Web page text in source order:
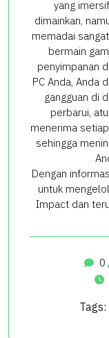
yang
dimainkan,
memadai
bermain
penyimpanan
PC Anda, Anda
gangguan di
perbarui,
menerima
sehingga
Dengan
untuk
Impact dan
0
Tags: